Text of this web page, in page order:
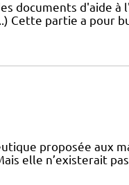
documents d'aide
Cette partie a pour
proposée aux
elle n’existerait